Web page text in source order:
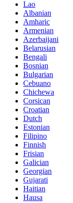
Lao
Albanian
Amharic
Armenian
Azerbaijani
Belarusian
Bengali
Bosnian
Bulgarian
Cebuano
Chichewa
Corsican
Croatian
Dutch
Estonian
Filipino
Finnish
Frisian
Galician
Georgian
Gujarati
Haitian
Hausa